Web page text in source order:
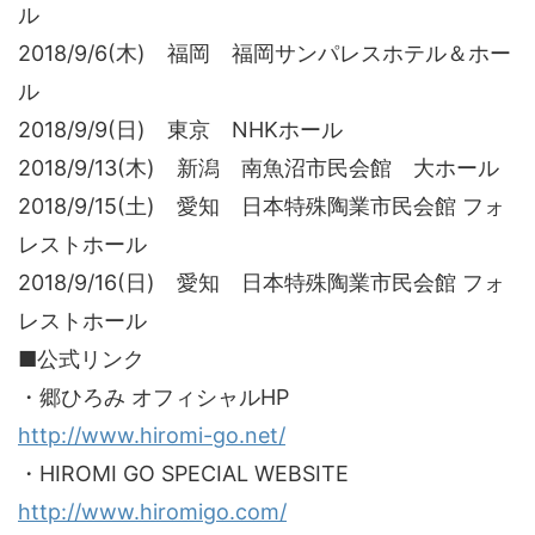
ル
2018/9/6(木) 福岡 福岡サンパレスホテル＆ホー
ル
2018/9/9(日) 東京 NHKホール
2018/9/13(木) 新潟 南魚沼市民会館 大ホール
2018/9/15(土) 愛知 日本特殊陶業市民会館 フォ
レストホール
2018/9/16(日) 愛知 日本特殊陶業市民会館 フォ
レストホール
■公式リンク
・郷ひろみ オフィシャルHP
http://www.hiromi-go.net/
・HIROMI GO SPECIAL WEBSITE
http://www.hiromigo.com/